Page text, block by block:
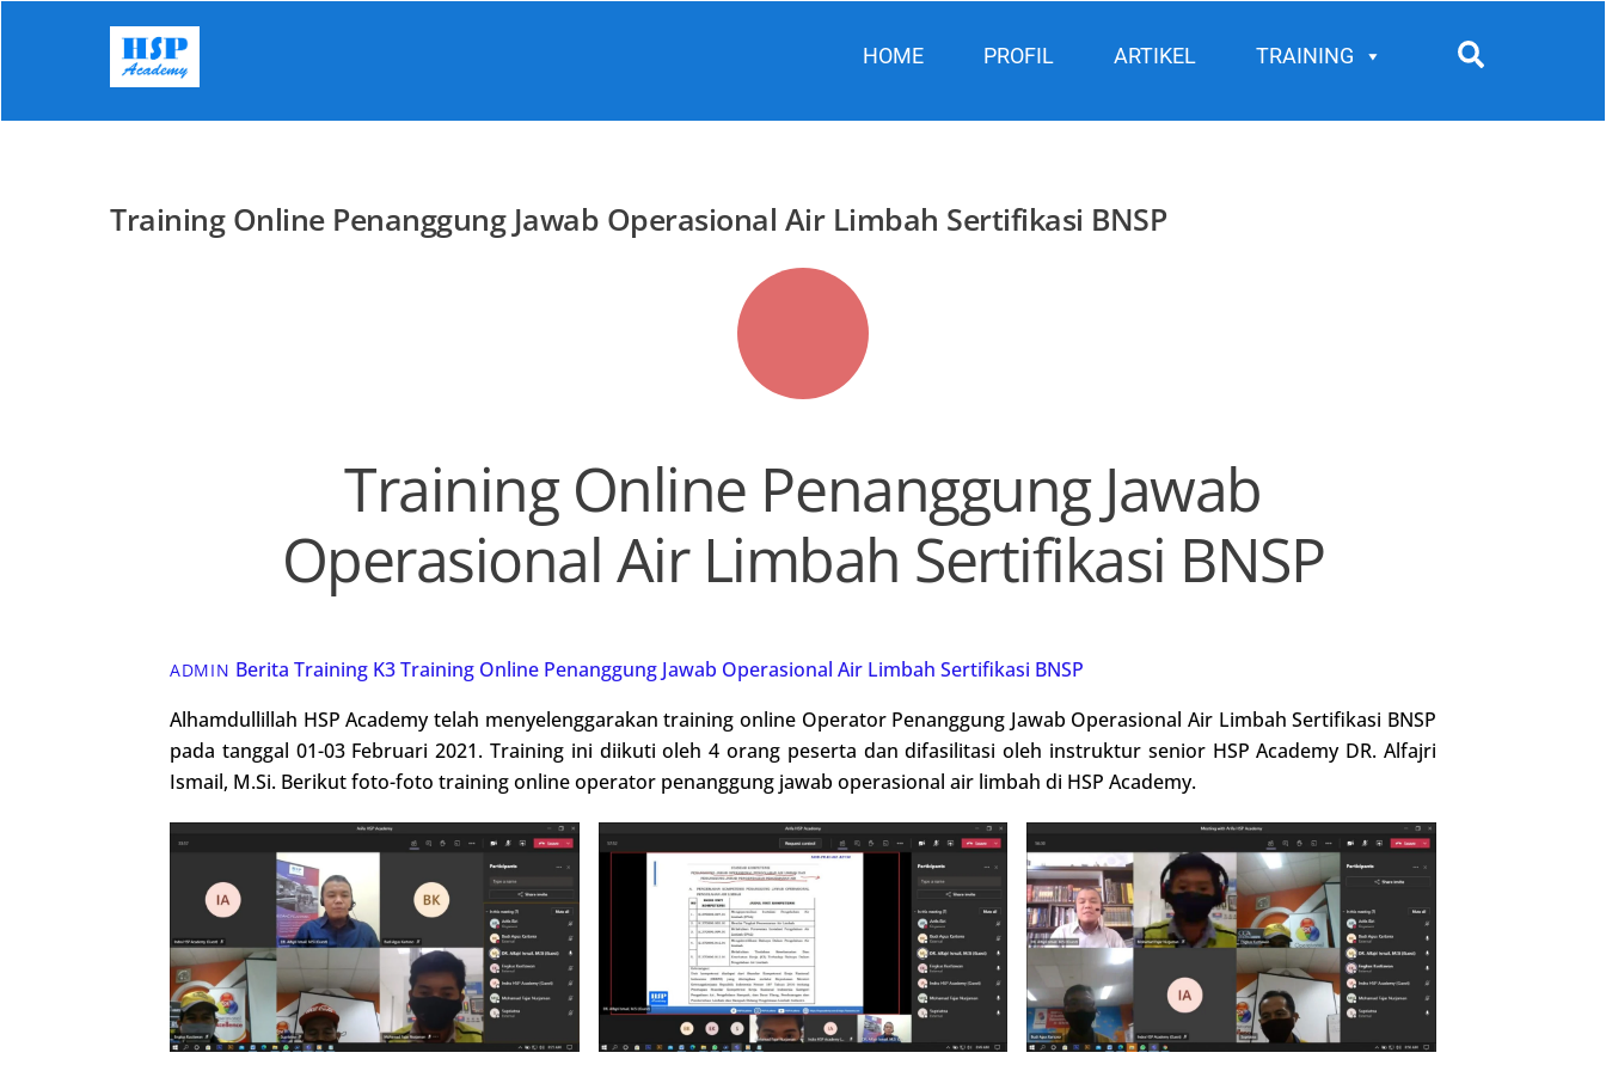
HOME PROFIL ARTIKEL TRAINING
Training Online Penanggung Jawab Operasional Air Limbah Sertifikasi BNSP
Training Online Penanggung Jawab
Operasional Air Limbah Sertifikasi BNSP
ADMIN Berita Training K3Training Online Penanggung Jawab Operasional Air Limbah Sertifikasi BNSP
Alhamdullillah HSP Academy telah menyelenggarakan training online Operator Penanggung Jawab Operasional Air Limbah Sertifikasi BNSP
pada tanggal 01-03 Februari 2021. Training ini diikuti oleh 4 orang peserta dan difasilitasi oleh instruktur senior HSP Academy DR. Alfajri
Ismail, M.Si. Berikut foto-foto training online operator penanggung jawab operasional air limbah di HSP Academy.